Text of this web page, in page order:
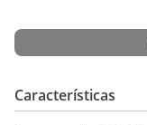
Características